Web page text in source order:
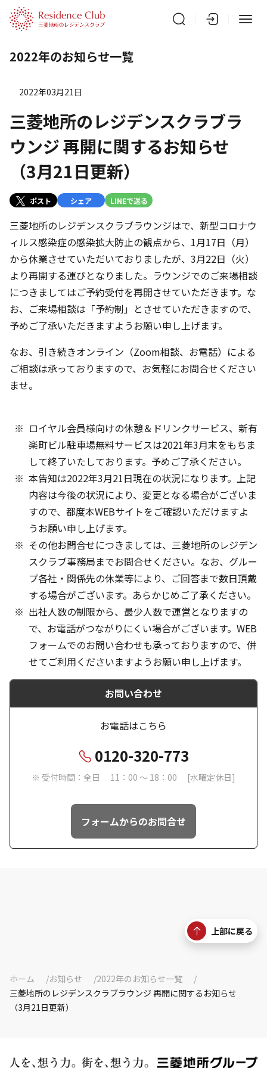
2022年のお知らせ一覧
2022年03月21日
三菱地所のレジデンスクラブラ
ウンジ 再開に関するお知らせ
（3月21日更新）
ポスト シェア LINEで送る
三菱地所のレジデンスクラブラウンジはで、新型コロナウ
ィルス感染症の感染拡大防止の観点から、1月17日（月）
から休業させていただいておりましたが、3月22日（火）
より再開する運びとなりました。ラウンジでのご来場相談
につきましてはご予約受付を再開させていただきます。な
お、ご来場相談は「予約制」とさせていただきますので、
予めご了承いただきますようお願い申し上げます。
なお、引き続きオンライン（Zoom相談、お電話）による
ご相談は承っておりますので、お気軽にお問合せください
ませ。
ロイヤル会員様向けの休憩＆ドリンクサービス、新有
楽町ビル駐車場無料サービスは2021年3月末をもちま
して終了いたしております。予めご了承ください。
本告知は2022年3月21日現在の状況になります。上記
内容は今後の状況により、変更となる場合がございま
すので、都度本WEBサイトをご確認いただけますよ
うお願い申し上げます。
その他お問合せにつきましては、三菱地所のレジデン
スクラブ事務局までお問合せください。なお、グルー
プ各社・関係先の休業等により、ご回答まで数日頂戴
する場合がございます。あらかじめご了承ください。
出社人数の制限から、最少人数で運営となりますの
で、お電話がつながりにくい場合がございます。WEB
フォームでのお問い合わせも承っておりますので、併
せてご利用くださいますようお願い申し上げます。
お問い合わせ
お電話はこちら
0120-320-773
※ 受付時間：全日 11：00 ～ 18：00 [水曜定休日]
フォームからのお問合せ
上部に戻る
ホーム お知らせ
2022年のお知らせ一覧
三菱地所のレジデンスクラブラウンジ 再開に関するお知らせ
（3月21日更新）